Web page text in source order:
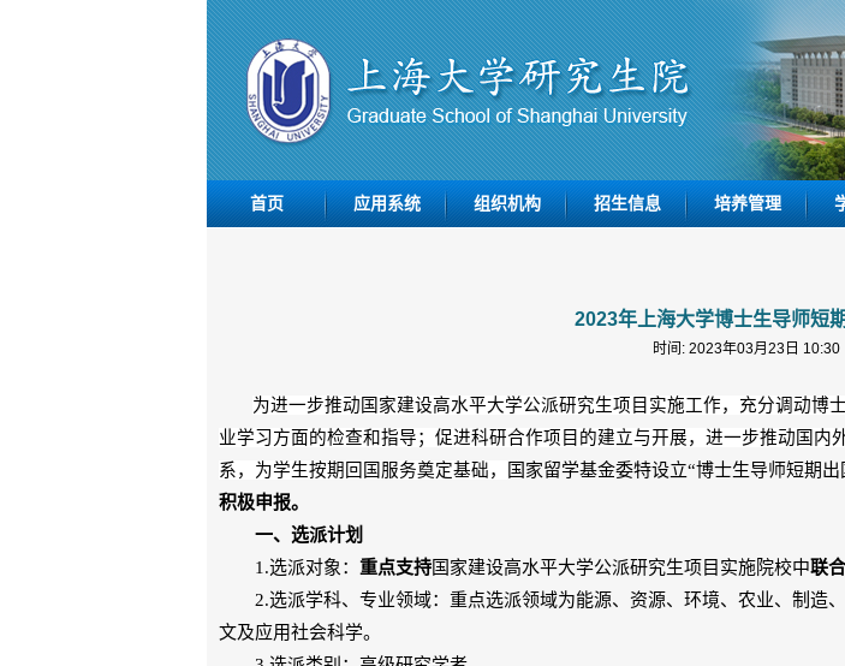
首页 应用系统 组织机构 招生信息 培养管理
2023年上海大学博士生导师短
时间: 2023年03月23日
为进一步推动国家建设高水平大学公派研究生项目实施工作，充分调动
业学习方面的检查和指导；促进科研合作项目的建立与开展，进一步推动国
系，为学生按期回国服务奠定基础，
国家留学基金委特设立“博士生导师短期出
积极申报。
一、选派计划
1.选派对象： 重点支持国家建设高水平大学公派研究生项目实施院校中联
2.选派学科、专业领域：重点选派领域为能源、资源、环境、农业、制造
文及应用社会科学。